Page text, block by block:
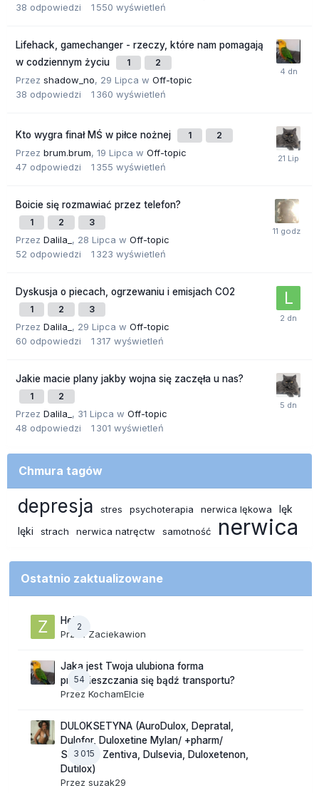
38 odpowiedzi 1 550 wyświetleń
Lifehack, gamechanger - rzeczy, które nam pomagają
w codziennym życiu
1 2
Przez shadow_no, 29 Lipca w Off-topic
38 odpowiedzi 1 360 wyświetleń
Kto wygra finał MŚ w piłce nożnej 1 2
Przez brum.brum, 19 Lipca w Off-topic
47 odpowiedzi 1 355 wyświetleń
Boicie się rozmawiać przez telefon?
1 2 3
Przez Dalila_ , 28 Lipca w Off-topic
52 odpowiedzi 1 323 wyświetleń
Dyskusja o piecach, ogrzewaniu i emisjach CO2
1 2 3
Przez Dalila_ , 29 Lipca w Off-topic
60 odpowiedzi 1 317 wyświetleń
Jakie macie plany jakby wojna się zaczęła u nas?
1 2
Przez Dalila_ , 31 Lipca w Off-topic
48 odpowiedzi 1 301 wyświetleń
Chmura tagów
depresja stres psychoterapia nerwica lękowa
lęk
lęki
strach nerwica natręctw samotność nerwica
Ostatnio zaktualizowane
2
Hej
Przez Zaciekawion
54
Jaka jest Twoja ulubiona forma
przemieszczania się bądź transportu?
Przez KochamElcie
3 015
DULOKSETYNA (AuroDulox, Depratal,
Dulofor, Duloxetine Mylan/ +pharm/
Sandoz/ Zentiva, Dulsevia, Duloxetenon,
Dutilox)
Przez suzak29